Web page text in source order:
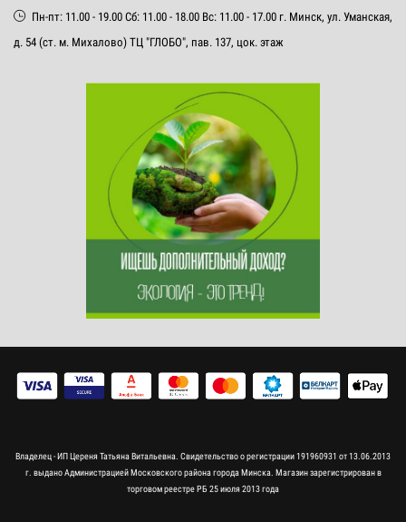
Пн-пт: 11.00 - 19.00 Сб: 11.00 - 18.00 Вс: 11.00 - 17.00 г. Минск, ул. Уманская,
д. 54 (ст. м. Михалово) ТЦ "ГЛОБО", пав. 137, цок. этаж
Владелец - ИП Цереня Татьяна Витальевна. Свидетельство о регистрации 191960931 от 13.06.2013
г. выдано Администрацией Московского района города Минска. Магазин зарегистрирован в
торговом реестре РБ 25 июля 2013 года